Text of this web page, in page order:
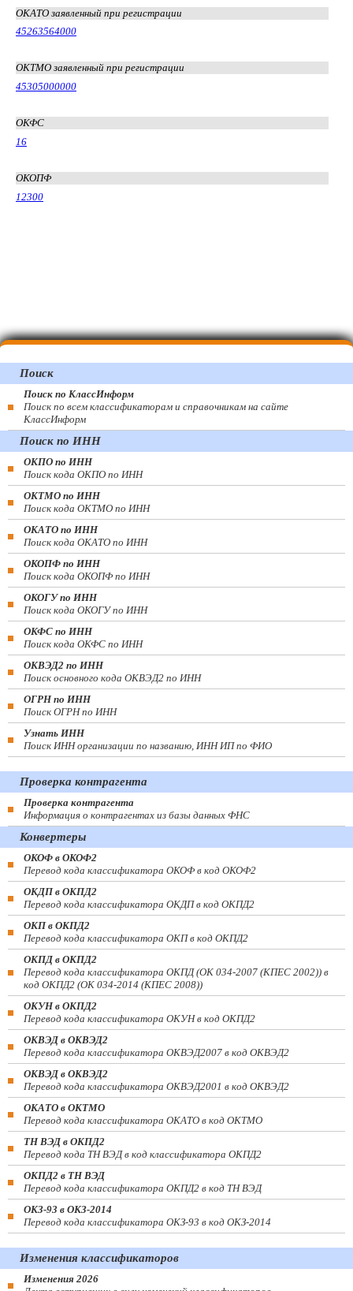
ОКАТО заявленный при регистрации
45263564000
ОКТМО заявленный при регистрации
45305000000
ОКФС
16
ОКОПФ
12300
Поиск
Поиск по КлассИнформ
Поиск по всем классификаторам и справочникам на сайте
КлассИнформ
Поиск по ИНН
ОКПО по ИНН
Поиск кода ОКПО по ИНН
ОКТМО по ИНН
Поиск кода ОКТМО по ИНН
ОКАТО по ИНН
Поиск кода ОКАТО по ИНН
ОКОПФ по ИНН
Поиск кода ОКОПФ по ИНН
ОКОГУ по ИНН
Поиск кода ОКОГУ по ИНН
ОКФС по ИНН
Поиск кода ОКФС по ИНН
ОКВЭД2 по ИНН
Поиск основного кода ОКВЭД2 по ИНН
ОГРН по ИНН
Поиск ОГРН по ИНН
Узнать ИНН
Поиск ИНН организации по названию, ИНН ИП по ФИО
Проверка контрагента
Проверка контрагента
Информация о контрагентах из базы данных ФНС
Конвертеры
ОКОФ в ОКОФ2
Перевод кода классификатора ОКОФ в код ОКОФ2
ОКДП в ОКПД2
Перевод кода классификатора ОКДП в код ОКПД2
ОКП в ОКПД2
Перевод кода классификатора ОКП в код ОКПД2
ОКПД в ОКПД2
Перевод кода классификатора ОКПД (ОК 034-2007 (КПЕС 2002)) в
код ОКПД2 (ОК 034-2014 (КПЕС 2008))
ОКУН в ОКПД2
Перевод кода классификатора ОКУН в код ОКПД2
ОКВЭД в ОКВЭД2
Перевод кода классификатора ОКВЭД2007 в код ОКВЭД2
ОКВЭД в ОКВЭД2
Перевод кода классификатора ОКВЭД2001 в код ОКВЭД2
ОКАТО в ОКТМО
Перевод кода классификатора ОКАТО в код ОКТМО
ТН ВЭД в ОКПД2
Перевод кода ТН ВЭД в код классификатора ОКПД2
ОКПД2 в ТН ВЭД
Перевод кода классификатора ОКПД2 в код ТН ВЭД
ОКЗ-93 в ОКЗ-2014
Перевод кода классификатора ОКЗ-93 в код ОКЗ-2014
Изменения классификаторов
Изменения 2026